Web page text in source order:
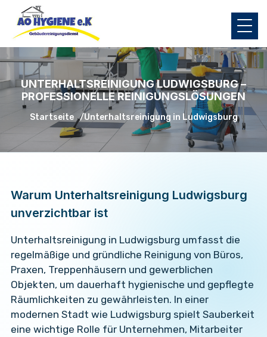
UNTERHALTSREINIGUNG LUDWIGSBURG –
PROFESSIONELLE REINIGUNGSLÖSUNGEN
Startseite Unterhaltsreinigung in Ludwigsburg
Warum Unterhaltsreinigung Ludwigsburg
unverzichtbar ist
Unterhaltsreinigung in Ludwigsburg umfasst die
regelmäßige und gründliche Reinigung von Büros,
Praxen, Treppenhäusern und gewerblichen
Objekten, um dauerhaft hygienische und gepflegte
Räumlichkeiten zu gewährleisten. In einer
modernen Stadt wie Ludwigsburg spielt Sauberkeit
eine wichtige Rolle für Unternehmen, Mitarbeiter